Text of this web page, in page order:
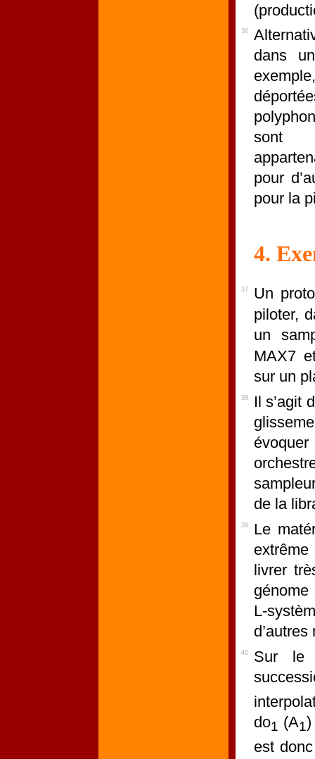
36
dans
sont
pour
pour la
4.
37
Un
piloter,
un
MAX7
sur un
38
Il s’agit
de la
39
Le
extrême
livrer
L-
40
Sur le
do1 (A1)
est